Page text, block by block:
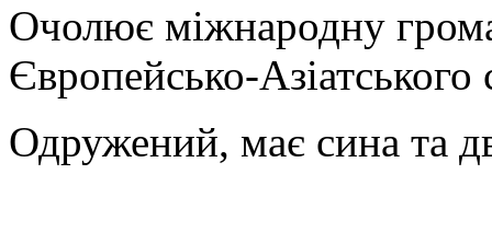
Очолює міжнародну
Європейсько-Азіатського
Одружений, має сина та